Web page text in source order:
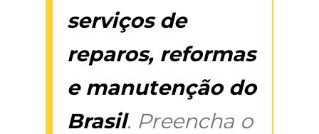
serviços de
reparos, reformas
e manutenção do
Brasil. Preencha o